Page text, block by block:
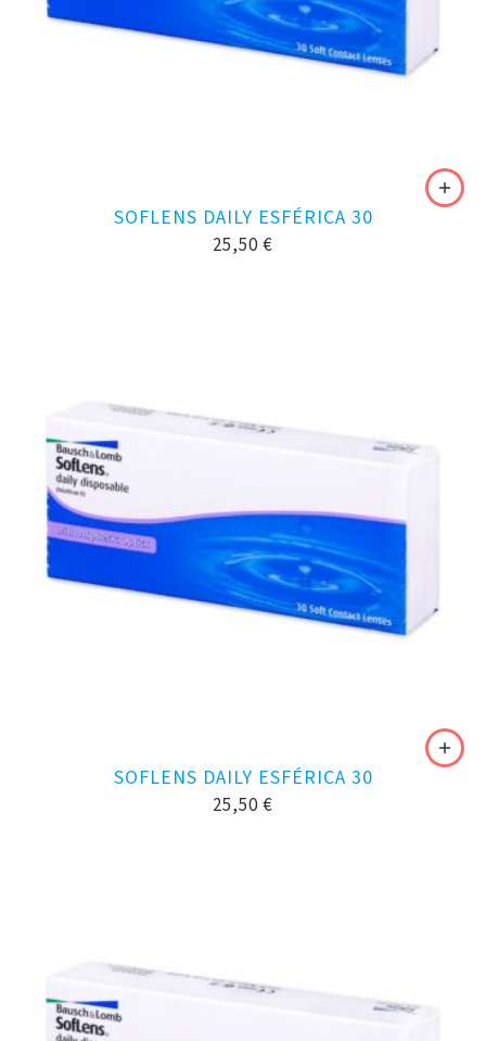
SOFLENS DAILY ESFÉRICA 30
25,50 €
SOFLENS DAILY ESFÉRICA 30
25,50 €